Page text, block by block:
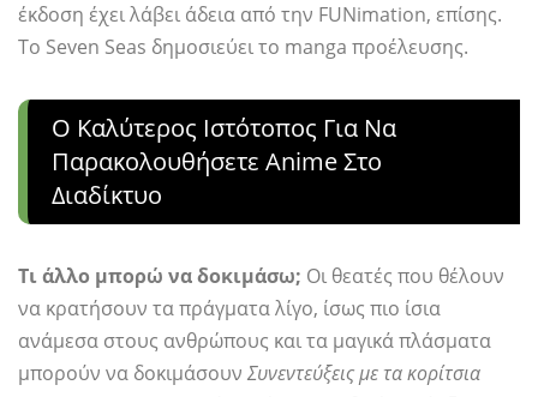
έκδοση έχει λάβει άδεια από την FUNimation, επίσης.
Το Seven Seas δημοσιεύει το manga προέλευσης.
Ο Καλύτερος Ιστότοπος Για Να
Παρακολουθήσετε Anime Στο
Διαδίκτυο
Τι άλλο μπορώ να δοκιμάσω; Οι θεατές που θέλουν
να κρατήσουν τα πράγματα λίγο, ίσως πιο ίσια
ανάμεσα στους ανθρώπους και τα μαγικά πλάσματα
μπορούν να δοκιμάσουν Συνεντεύξεις με τα κορίτσια